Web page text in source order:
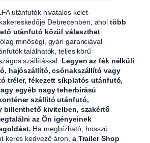
utánfutók hivatalos kelet-
Debrecenben, aholtöbb
utánfutó közül választhat
minőségi, gyári garanciával
találhatók, teljes körű
szállítással. Legyen az fék nélküli
hajószállító, csónakszállító vagy
tréler, fékezett síkplatós utánfutó,
egyéb nagy teherbírású
szállító utánfutó,
billenthető kivitelben, szakértő
az Ön igényeinek
Ha megbízható, hosszú
keres kedvező áron, a Trailer Shop